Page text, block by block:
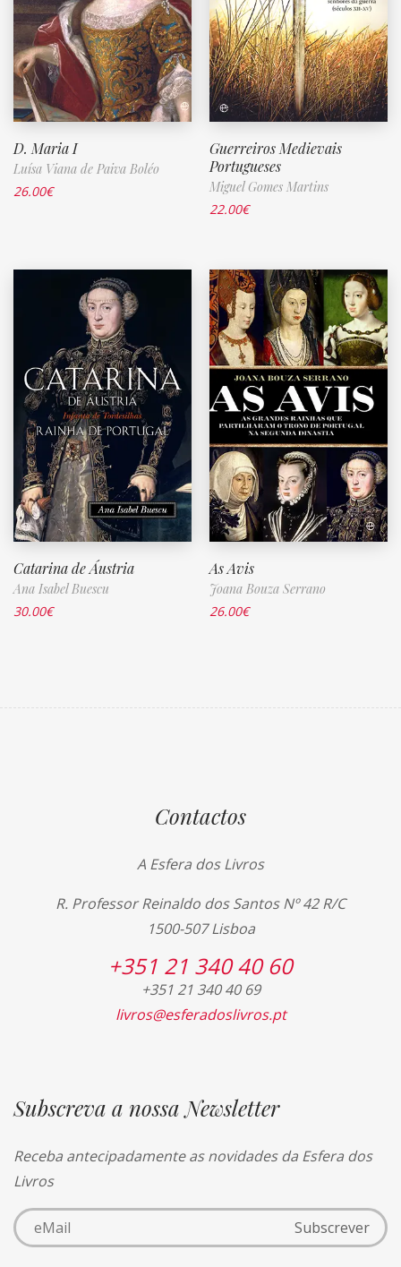
D. Maria I
Luísa Viana de Paiva Boléo
26.00€
Guerreiros Medievais
Portugueses
Miguel Gomes Martins
22.00€
Catarina de Áustria
Ana Isabel Buescu
30.00€
As Avis
Joana Bouza Serrano
26.00€
Contactos
A Esfera dos Livros
R. Professor Reinaldo dos Santos Nº 42 R/C
1500-507 Lisboa
+351 21 340 40 60
+351 21 340 40 69
livros@esferadoslivros.pt
Subscreva a nossa Newsletter
Receba antecipadamente as novidades da Esfera dos
Livros